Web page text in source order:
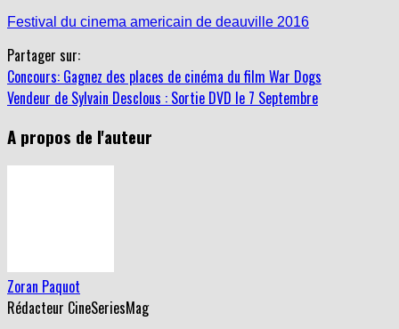
Festival du cinema americain de deauville 2016
Partager sur:
Concours: Gagnez des places de cinéma du film War Dogs
Vendeur de Sylvain Desclous : Sortie DVD le 7 Septembre
A propos de l'auteur
Zoran Paquot
Rédacteur CineSeriesMag